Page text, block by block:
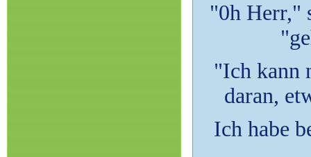
"0h Herr,"
"Ich kann
daran,
Ich habe